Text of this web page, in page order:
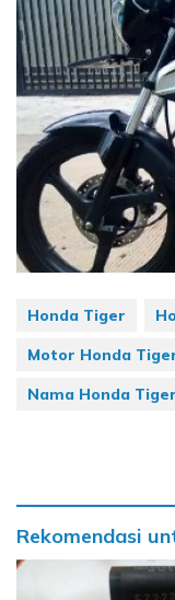
Honda Tiger
Motor Honda
Nama Honda Tiger
Rekomendasi